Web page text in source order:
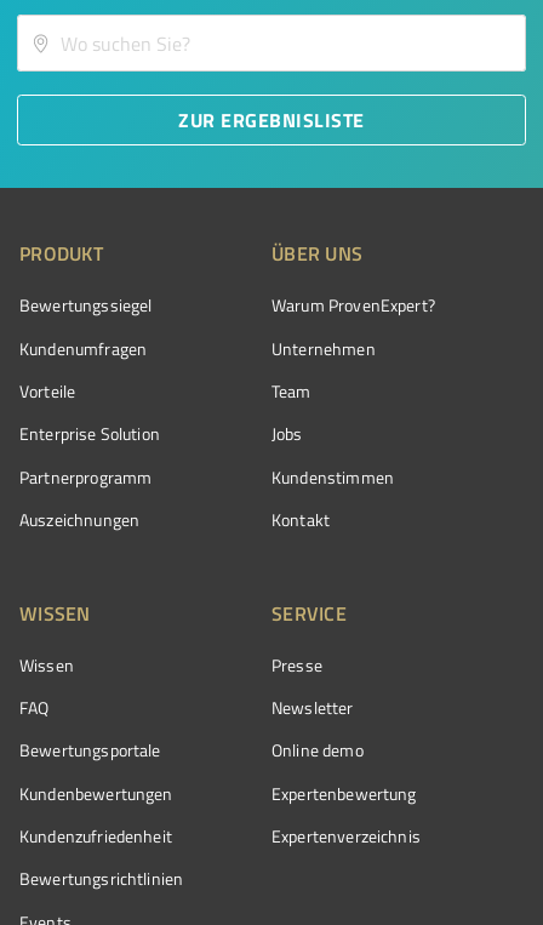
ZUR ERGEBNISLISTE
PRODUKT
Bewertungssiegel
Kundenumfragen
Vorteile
Enterprise Solution
Partnerprogramm
Auszeichnungen
ÜBER UNS
Warum ProvenExpert?
Unternehmen
Team
Jobs
Kundenstimmen
Kontakt
WISSEN
Wissen
FAQ
Bewertungsportale
Kundenbewertungen
Kundenzufriedenheit
Bewertungs­richtlinien
SERVICE
Presse
Newsletter
Online demo
Expertenbewertung
Expertenverzeichnis